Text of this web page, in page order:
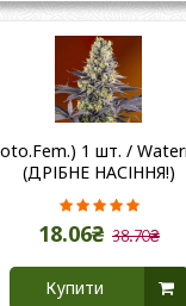
1 шт. /
(ДРІБНЕ НАСІННЯ!)
18.06₴ 38.70₴
Купити